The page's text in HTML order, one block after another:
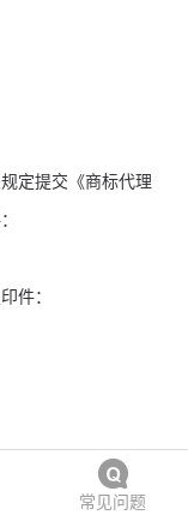
定提交《商标代理
件：
提出商标注册申请，
常见问题